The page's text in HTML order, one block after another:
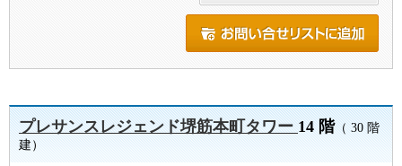
プレサンスレジェンド堺筋本町タワー14 階（ 30 階
建）